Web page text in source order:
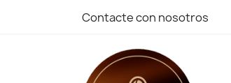
Contacte con nosotros